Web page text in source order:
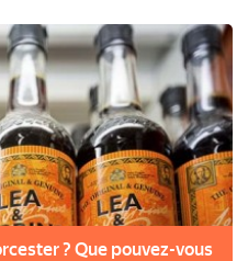
? Que pouvez-vous